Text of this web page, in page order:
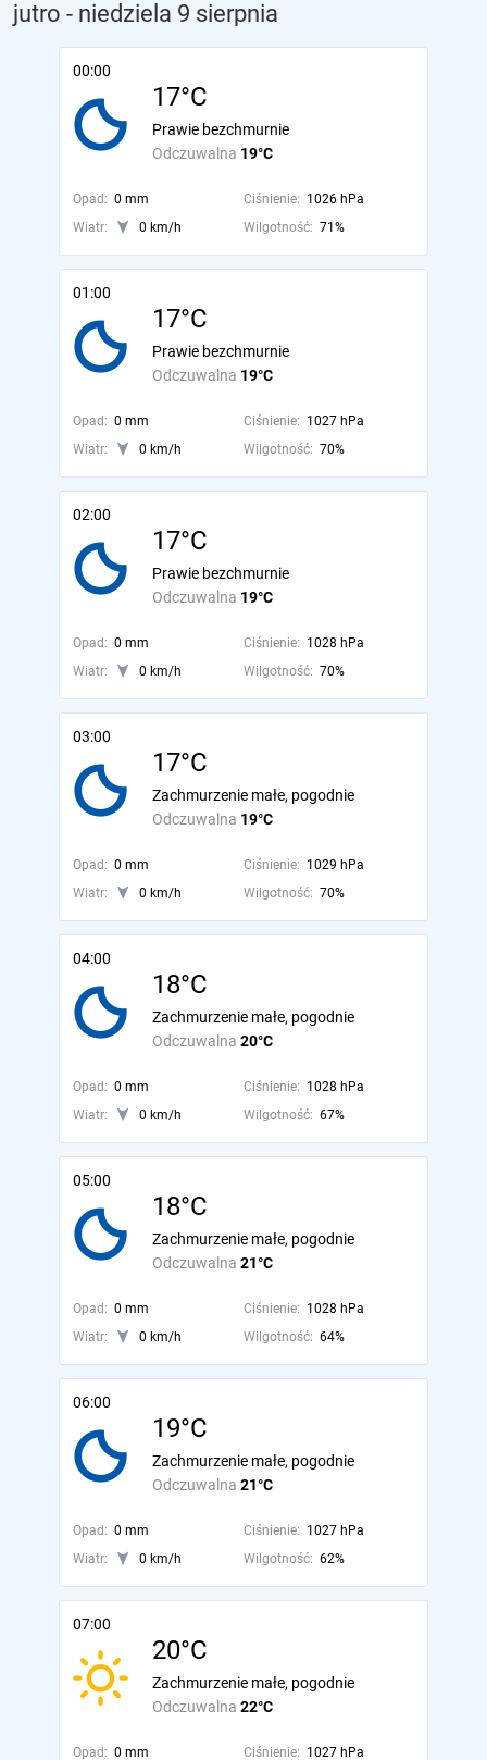
jutro - niedziela 9 sierpnia
00:00
17°C
Odczuwalna 19°C
Prawie bezchmurnie
Opad: 0 mm Ciśnienie: 1026 hPa
Wiatr:
0 km/h Wilgotność: 71%
01:00
17°C
Odczuwalna 19°C
Prawie bezchmurnie
Opad: 0 mm Ciśnienie: 1027 hPa
Wiatr:
0 km/h Wilgotność: 70%
02:00
17°C
Odczuwalna 19°C
Prawie bezchmurnie
Opad: 0 mm Ciśnienie: 1028 hPa
Wiatr:
0 km/h Wilgotność: 70%
03:00
17°C
Odczuwalna 19°C
Zachmurzenie małe, pogodnie
Opad: 0 mm Ciśnienie: 1029 hPa
Wiatr:
0 km/h Wilgotność: 70%
04:00
18°C
Odczuwalna 20°C
Zachmurzenie małe, pogodnie
Opad: 0 mm Ciśnienie: 1028 hPa
Wiatr:
0 km/h Wilgotność: 67%
05:00
18°C
Odczuwalna 21°C
Zachmurzenie małe, pogodnie
Opad: 0 mm Ciśnienie: 1028 hPa
Wiatr:
0 km/h Wilgotność: 64%
06:00
19°C
Odczuwalna 21°C
Zachmurzenie małe, pogodnie
Opad: 0 mm Ciśnienie: 1027 hPa
Wiatr:
0 km/h Wilgotność: 62%
07:00
20°C
Odczuwalna 22°C
Zachmurzenie małe, pogodnie
Opad: 0 mm Ciśnienie: 1027 hPa